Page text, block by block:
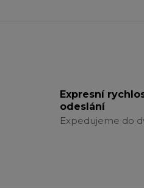
Expresní
odeslání
Expedujeme do